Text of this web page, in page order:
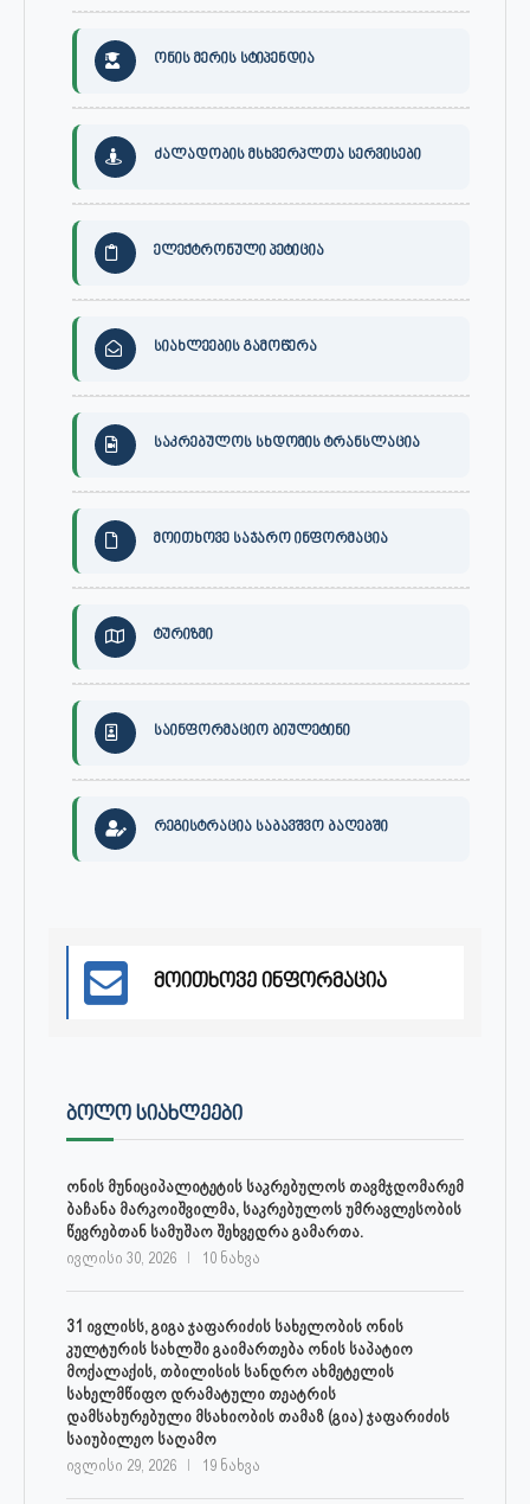
ონის მერის სტიპენდია
ძალადობის მსხვერპლთა სერვისები
ელექტრონული პეტიცია
სიახლეების გამოწერა
საკრებულოს სხდომის ტრანსლაცია
მოითხოვე საჯარო ინფორმაცია
ტურიზმი
საინფორმაციო ბიულეტინი
რეგისტრაცია საბავშვო ბაღებში
მოითხოვე ინფორმაცია
ᲑᲝᲚᲝ ᲡᲘᲐᲮᲚᲔᲔᲑᲘ
ონის მუნიციპალიტეტის საკრებულოს თავმჯდომარემ
ბაჩანა მარკოიშვილმა, საკრებულოს უმრავლესობის
წევრებთან სამუშაო შეხვედრა გამართა.
ივლისი 30, 2026 10 ნახვა
31 ივლისს, გიგა ჯაფარიძის სახელობის ონის
კულტურის სახლში გაიმართება ონის საპატიო
მოქალაქის, თბილისის სანდრო ახმეტელის
სახელმწიფო დრამატული თეატრის
დამსახურებული მსახიობის თამაზ (გია) ჯაფარიძის
საიუბილეო საღამო
ივლისი 29, 2026 19 ნახვა